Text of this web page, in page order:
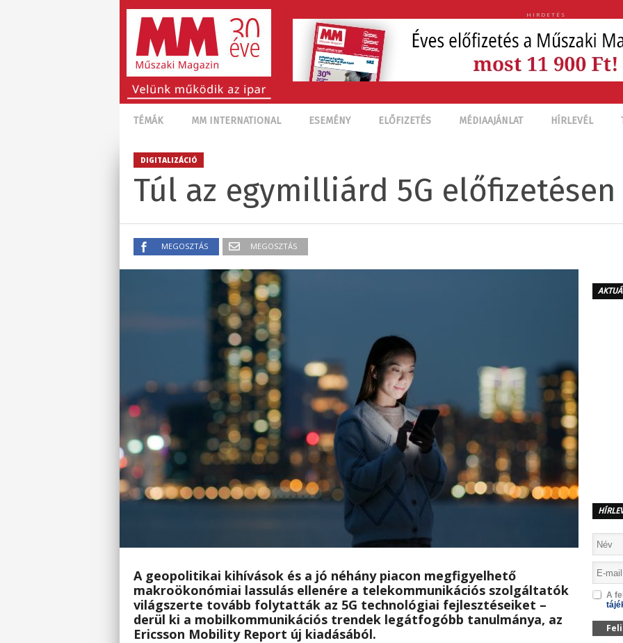
HIRDETÉS
TÉMÁK MM INTERNATIONAL ESEMÉNY ELŐFIZETÉS MÉDIAAJÁNLAT HÍRLEVÉL
DIGITALIZÁCIÓ
Túl az egymilliárd 5G előfizetésen
MEGOSZTÁS MEGOSZTÁS
A geopolitikai kihívások és a jó néhány piacon megfigyelhető
makroökonómiai lassulás ellenére a telekommunikációs szolgáltatók
világszerte tovább folytatták az 5G technológiai fejlesztéseiket –
derül ki a mobilkommunikációs trendek legátfogóbb tanulmánya, az
Ericsson Mobility Report új kiadásából.
A